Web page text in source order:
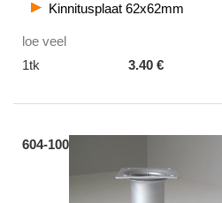
Kinnitusplaat 62x62mm
loe veel
1tk
3.40 €
604-100